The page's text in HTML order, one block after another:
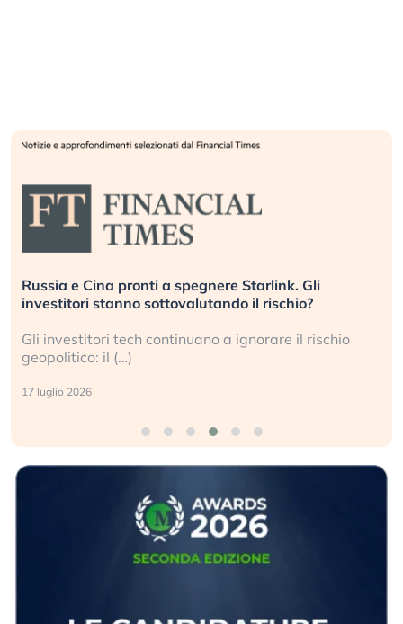
La grande operazione di insabbiamento sui data
center per l’AI, spiegata sul Financial Times
Le regole sulla trasparenza sembrano non valere per
i data center e le big (…)
9 luglio 2026